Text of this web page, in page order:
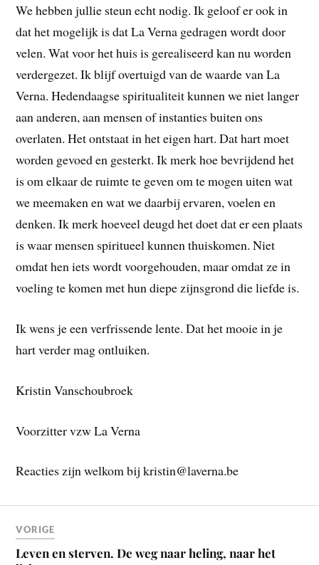
We hebben jullie steun echt nodig. Ik geloof er ook in
dat het mogelijk is dat La Verna gedragen wordt door
velen. Wat voor het huis is gerealiseerd kan nu worden
verdergezet. Ik blijf overtuigd van de waarde van La
Verna. Hedendaagse spiritualiteit kunnen we niet langer
aan anderen, aan mensen of instanties buiten ons
overlaten. Het ontstaat in het eigen hart. Dat hart moet
worden gevoed en gesterkt. Ik merk hoe bevrijdend het
is om elkaar de ruimte te geven om te mogen uiten wat
we meemaken en wat we daarbij ervaren, voelen en
denken. Ik merk hoeveel deugd het doet dat er een plaats
is waar mensen spiritueel kunnen thuiskomen. Niet
omdat hen iets wordt voorgehouden, maar omdat ze in
voeling te komen met hun diepe zijnsgrond die liefde is.
Ik wens je een verfrissende lente. Dat het mooie in je
hart verder mag ontluiken.
Kristin Vanschoubroek
Voorzitter vzw La Verna
Reacties zijn welkom bij kristin@laverna.be
VORIGE
Leven en sterven. De weg naar heling, naar het